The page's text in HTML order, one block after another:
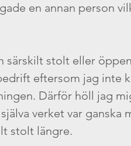
en annan person
särskilt stolt eller
eftersom jag inte
Därför höll jag
verket var ganska
stolt längre.